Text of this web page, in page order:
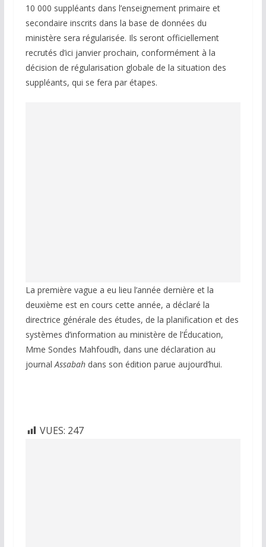
10 000 suppléants dans l’enseignement primaire et
secondaire inscrits dans la base de données du
ministère sera régularisée. Ils seront officiellement
recrutés d’ici janvier prochain, conformément à la
décision de régularisation globale de la situation des
suppléants, qui se fera par étapes.
La première vague a eu lieu l’année dernière et la
deuxième est en cours cette année, a déclaré la
directrice générale des études, de la planification et des
systèmes d’information au ministère de l’Éducation,
Mme Sondes Mahfoudh, dans une déclaration au
journal Assabahdans son édition parue aujourd’hui.
VUES: 247